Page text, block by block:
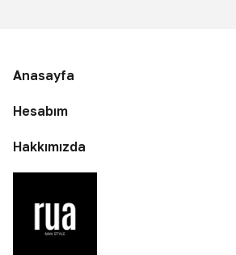
Anasayfa
Hesabım
Hakkımızda